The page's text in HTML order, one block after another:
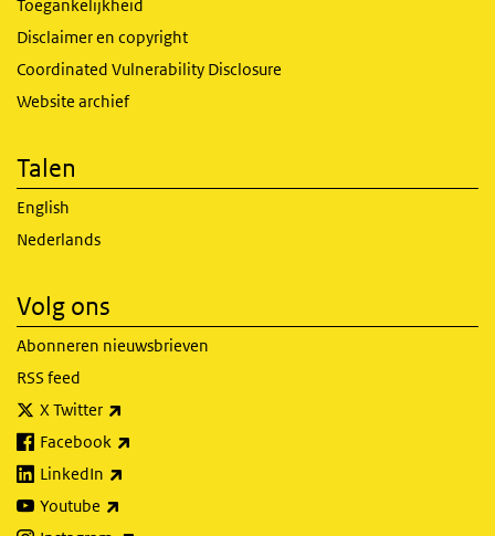
Toegankelijkheid
Disclaimer en copyright
Coordinated Vulnerability Disclosure
Website archief
Talen
English
Nederlands
Volg ons
Abonneren nieuwsbrieven
RSS feed
X Twitter
Facebook
LinkedIn
Youtube